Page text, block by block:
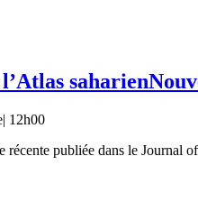
saharien
| 12h00
publiée dans le Journal